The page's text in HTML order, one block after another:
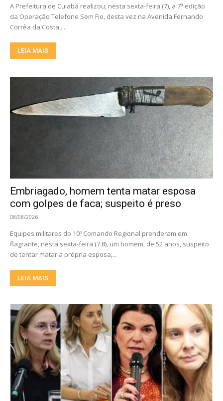
A Prefeitura de Cuiabá realizou, nesta sexta-feira (7), a 7ª edição
da Operação Telefone Sem Fio, desta vez na Avenida Fernando
Corrêa da Costa,...
LEIA MAIS
Embriagado, homem tenta matar esposa
com golpes de faca; suspeito é preso
08/08/2026
Equipes militares do 10º Comando Regional prenderam em
flagrante, nesta sexta-feira (7.8), um homem, de 52 anos, suspeito
de tentar matar a própria esposa,...
LEIA MAIS